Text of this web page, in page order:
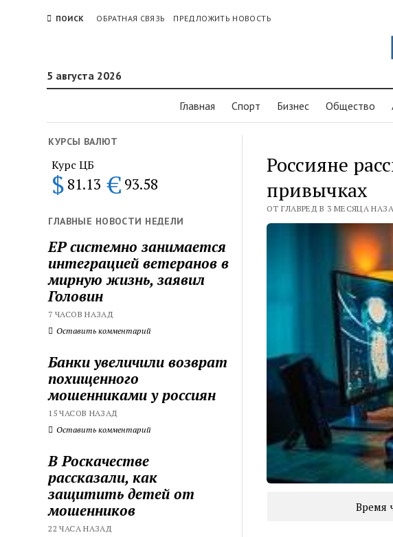
ПОИСК ОБРАТНАЯ СВЯЗЬ ПРЕДЛОЖИТЬ НОВОСТЬ
5 августа 2026
Главная Спорт Бизнес Общество
КУРСЫ ВАЛЮТ
Курс ЦБ
$ 81.13 € 93.58
ГЛАВНЫЕ НОВОСТИ НЕДЕЛИ
ЕР системно занимается
интеграцией ветеранов в
мирную жизнь, заявил
Головин
7 ЧАСОВ НАЗАД
Оставить комментарий
Банки увеличили возврат
похищенного
мошенниками у россиян
15 ЧАСОВ НАЗАД
Оставить комментарий
В Роскачестве
рассказали, как
защитить детей от
мошенников
22 ЧАСА НАЗАД
Россияне
привычках
ОТ ГЛАВРЕД В 3 МЕСЯЦА
Время